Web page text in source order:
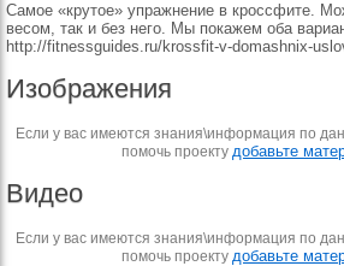
Самое «крутое» упражнение в кроссфите.
весом, так и без него. Мы покажем оба
http://fitnessguides.ru/krossfit-v-domashnix-
Изображения
Если у вас имеются знания\информация по
помочь проекту добавьте
Видео
Если у вас имеются знания\информация по
помочь проекту добавьте